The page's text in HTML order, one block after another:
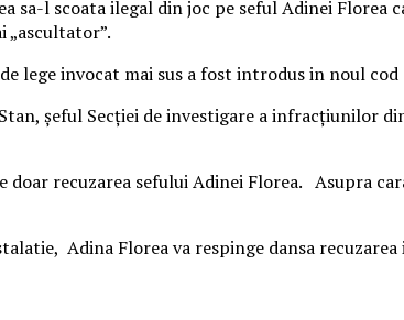
sa-l scoata ilegal din joc pe seful Adinei Florea
„ascultator”.
lege invocat mai sus a fost introdus in noul
şeful Secţiei de investigare a infracţiunilor
doar recuzarea sefului Adinei Florea. Asupra
Adina Florea va respinge dansa